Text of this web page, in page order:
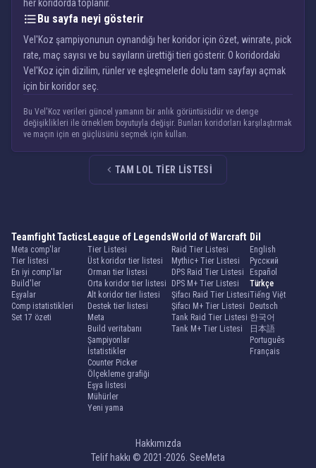
her koridorda toplanır.
Bu sayfa neyi gösterir
Vel'Koz şampiyonunun oynandığı her koridor için özet, winrate, pick
rate, maç sayısı ve bu sayıların ürettiği tieri gösterir. O koridordaki
Vel'Koz için dizilim, rünler ve eşleşmelerle dolu tam sayfayı açmak
için bir koridor seç.
Bu Vel'Koz verileri güncel yamanın bir anlık görüntüsüdür ve denge
değişiklikleri ile örneklem boyutuyla değişir. Bunları koridorları karşılaştırmak
ve maçın için en güçlüsünü seçmek için kullan.
TAM LOL TIER LISTESI
Teamfight Tactics
Meta comp'lar
Tier listesi
En iyi comp'lar
Build'ler
Eşyalar
Comp istatistikleri
Set 17 özeti
League of Legends
Tier Listesi
Üst koridor tier listesi
Orman tier listesi
Orta koridor tier listesi
Alt koridor tier listesi
Destek tier listesi
Meta
Build veritabanı
Şampiyonlar
İstatistikler
Counter Picker
Ölçekleme grafiği
Eşya listesi
Mühürler
Yeni yama
World of Warcraft
Raid Tier Listesi
Mythic+ Tier Listesi
DPS Raid Tier Listesi
DPS M+ Tier Listesi
Şifacı Raid Tier Listesi
Şifacı M+ Tier Listesi
Tank Raid Tier Listesi
Tank M+ Tier Listesi
Dil
English
Русский
Español
Türkçe
Tiếng Việt
Deutsch
한국어
日本語
Português
Français
Hakkımızda
Telif hakkı © 2021-2026. SeeMeta